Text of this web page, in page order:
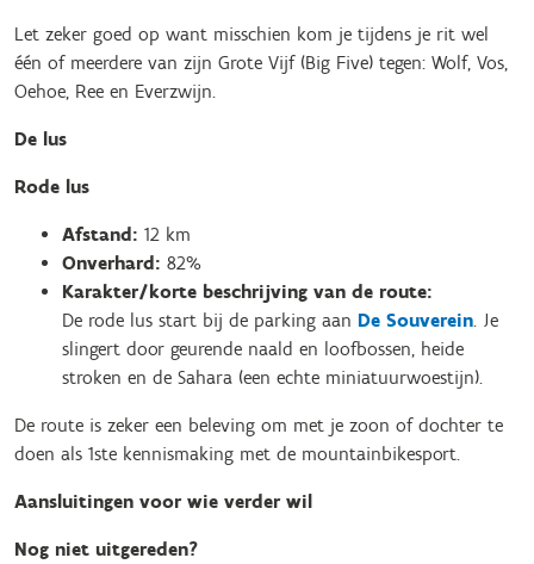
Let zeker goed op want misschien kom je tijdens je rit wel
één of meerdere van zijn Grote Vijf (Big Five) tegen: Wolf, Vos,
Oehoe, Ree en Everzwijn.
De lus
Rode lus
Afstand: 12 km
Onverhard: 82%
Karakter/korte beschrijving van de route:
De rode lus start bij de parking aan De Souverein. Je
slingert door geurende naald en loofbossen, heide
stroken en de Sahara (een echte miniatuurwoestijn).
De route is zeker een beleving om met je zoon of dochter te
doen als 1ste kennismaking met de mountainbikesport.
Aansluitingen voor wie verder wil
Nog niet uitgereden?